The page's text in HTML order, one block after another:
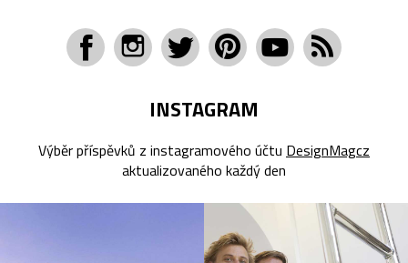
INSTAGRAM
Výběr příspěvků z instagramového účtu DesignMagcz
aktualizovaného každý den